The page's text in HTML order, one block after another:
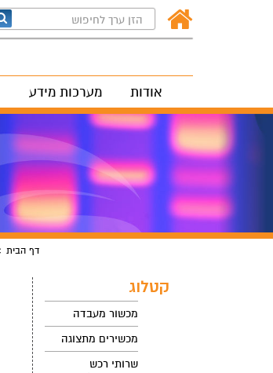
אודות מערכות מידע
דף הבית
קטלוג
מכשור מעבדה
מכשירים מתצוגה
שרותי רכש